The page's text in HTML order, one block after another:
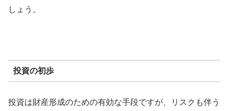
しょう。
投資の初歩
投資は財産形成のための有効な手段ですが、リスクも伴う